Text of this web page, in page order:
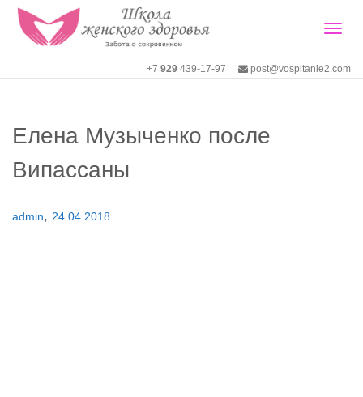
+7 929 439-17-97 post@vospitanie2.com
Елена Музыченко после
Випассаны
admin, 24.04.2018